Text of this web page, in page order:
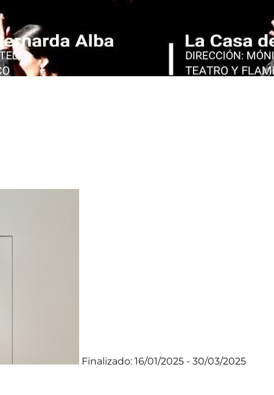
Finalizado: 16/01/2025 - 30/03/2025